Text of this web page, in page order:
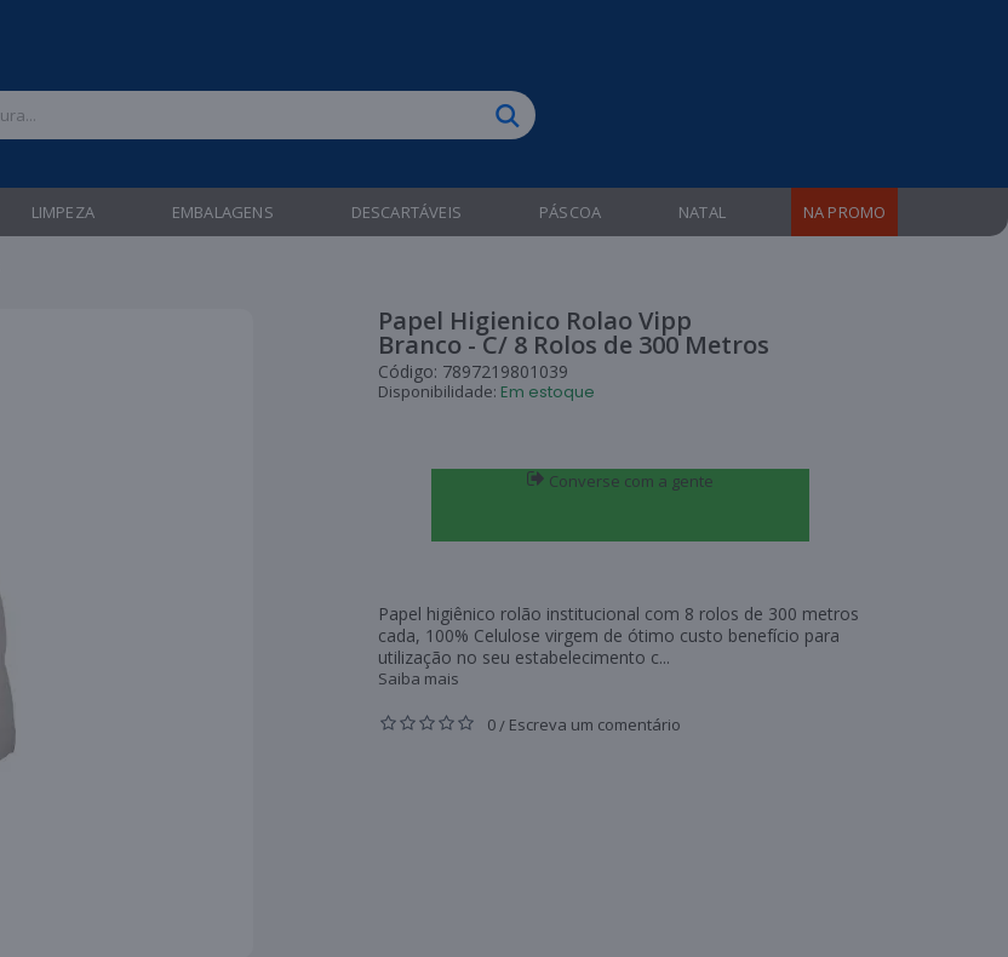
LIMPEZA EMBALAGENS DESCARTÁVEIS PÁSCOA NATAL NA PROMO
Papel Higienico Rolao Vipp
Branco - C/ 8 Rolos de 300 Metros
Código: 7897219801039
Disponibilidade: Em estoque
Converse com a gente
Papel higiênico rolão institucional com 8 rolos de 300 metros
cada, 100% Celulose virgem de ótimo custo benefício para
utilização no seu estabelecimento c...
Saiba mais
0/ Escreva um comentário